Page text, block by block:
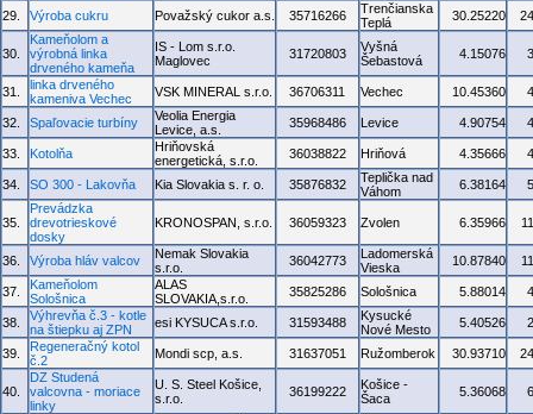
29. Výroba cukru Považský cukor a.s. 35716266
Trenčianska
Teplá
30.25220
30.
Kameňolom a
výrobná linka
drveného kameňa
IS - Lom s.r.o.
Maglovec
31720803
Vyšná
Šebastová
4.15076
31.
linka drveného
kameniva Vechec
VSK MINERAL s.r.o. 36706311 Vechec 10.45360
32. Spaľovacie turbíny
Veolia Energia
Levice, a.s.
35968486 Levice 4.90754
33. Kotolňa
Hriňovská
energetická, s.r.o.
36038822 Hriňová 4.35666
34. SO 300 - Lakovňa Kia Slovakia s. r. o. 35876832
Teplička nad
Váhom
6.38164
35.
Prevádzka
drevotrieskové
dosky
KRONOSPAN, s.r.o. 36059323 Zvolen 6.35966
36. Výroba hláv valcov
Nemak Slovakia
s.r.o.
36042773
Ladomerská
Vieska
10.87840
37.
Kameňolom
Sološnica
ALAS
SLOVAKIA,s.r.o.
35825286 Sološnica 5.88014
38.
Výhrevňa č.3 - kotle
na štiepku aj ZPN
esi KYSUCA s.r.o. 31593488
Kysucké
Nové Mesto
5.40526
39.
Regeneračný kotol
č.2
Mondi scp, a.s. 31637051 Ružomberok 30.93710
40.
DZ Studená
valcovna - moriace
linky
U. S. Steel Košice,
s.r.o.
36199222
Košice -
Šaca
5.36068